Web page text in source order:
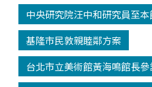
中央研究院汪中和研究員至
基隆市民敦親睦鄰方案
台北市立美術館黃海鳴館長參